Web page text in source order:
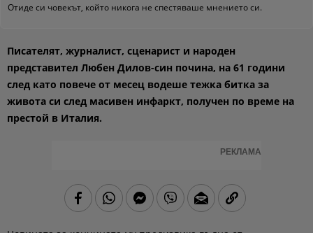
Отиде си човекът, който никога не спестяваше мнението си.
Писателят, журналист, сценарист и народен
представител Любен Дилов-син почина, на 61 години
след като повече от месец водеше тежка битка за
живота си след масивен инфаркт, получен по време на
престой в Италия.
РЕКЛАМА